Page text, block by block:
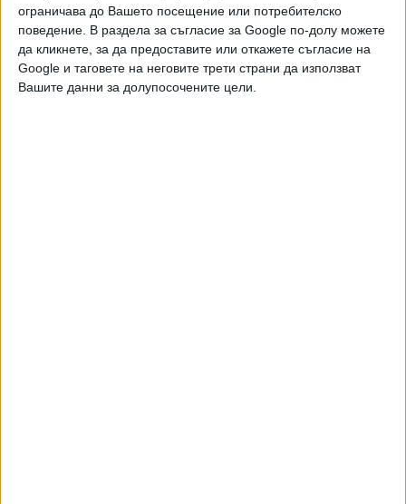
ограничава до Вашето посещение или потребителско
поведение. В раздела за съгласие за Google по-долу можете
да кликнете, за да предоставите или откажете съгласие на
Google и таговете на неговите трети страни да използват
Вашите данни за долупосочените цели.
Радев
НАЙ-ЧЕТЕНИ днес седмица месец
17487